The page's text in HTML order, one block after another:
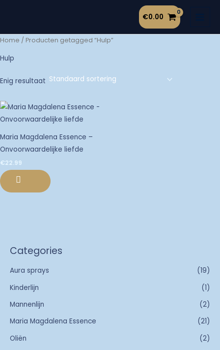
inhoud
€0.00
Categories
Aura sprays
(19)
Kinderlijn
(1)
Mannenlijn
(2)
Maria Magdalena Essence
(21)
Oliën
(2)
Home / Producten getagged “Hulp”
Hulp
Enig resultaat
Maria Magdalena Essence –
Onvoorwaardelijke liefde
€22.99